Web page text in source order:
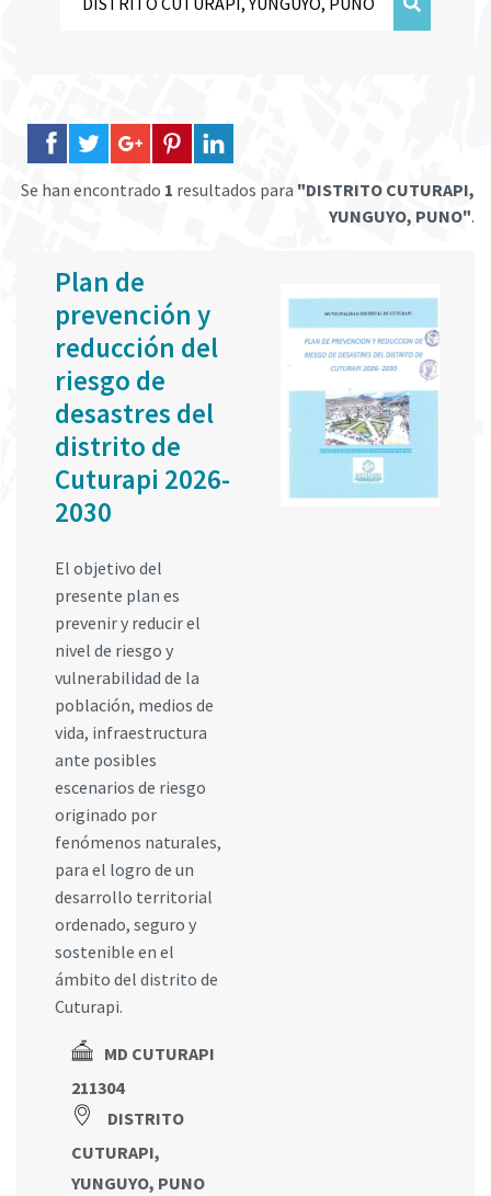
Se han encontrado 1 resultados para "DISTRITO CUTURAPI,
YUNGUYO, PUNO".
Plan de
prevención y
reducción del
riesgo de
desastres del
distrito de
Cuturapi 2026-
2030
El objetivo del
presente plan es
prevenir y reducir el
nivel de riesgo y
vulnerabilidad de la
población, medios de
vida, infraestructura
ante posibles
escenarios de riesgo
originado por
fenómenos naturales,
para el logro de un
desarrollo territorial
ordenado, seguro y
sostenible en el
ámbito del distrito de
Cuturapi.
MD CUTURAPI
211304
DISTRITO
CUTURAPI,
YUNGUYO, PUNO